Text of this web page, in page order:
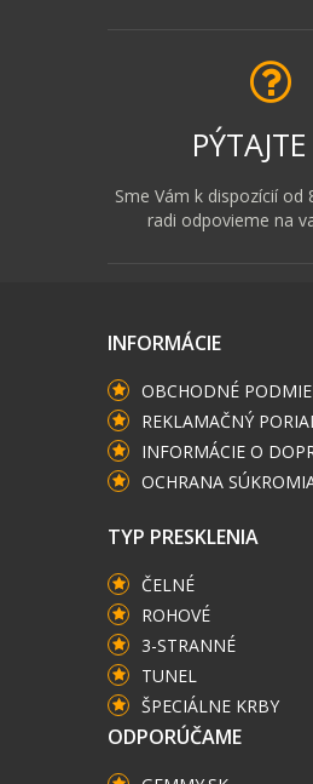
Sme Vám k dispozícií od
radi odpovieme na
INFORMÁCIE
OBCHODNÉ
REKLAMAČNÝ
INFORMÁCIE O
OCHRANA
TYP PRESKLENIA
ČELNÉ
ROHOVÉ
3-STRANNÉ
TUNEL
ŠPECIÁLNE KRBY
ODPORÚČAME